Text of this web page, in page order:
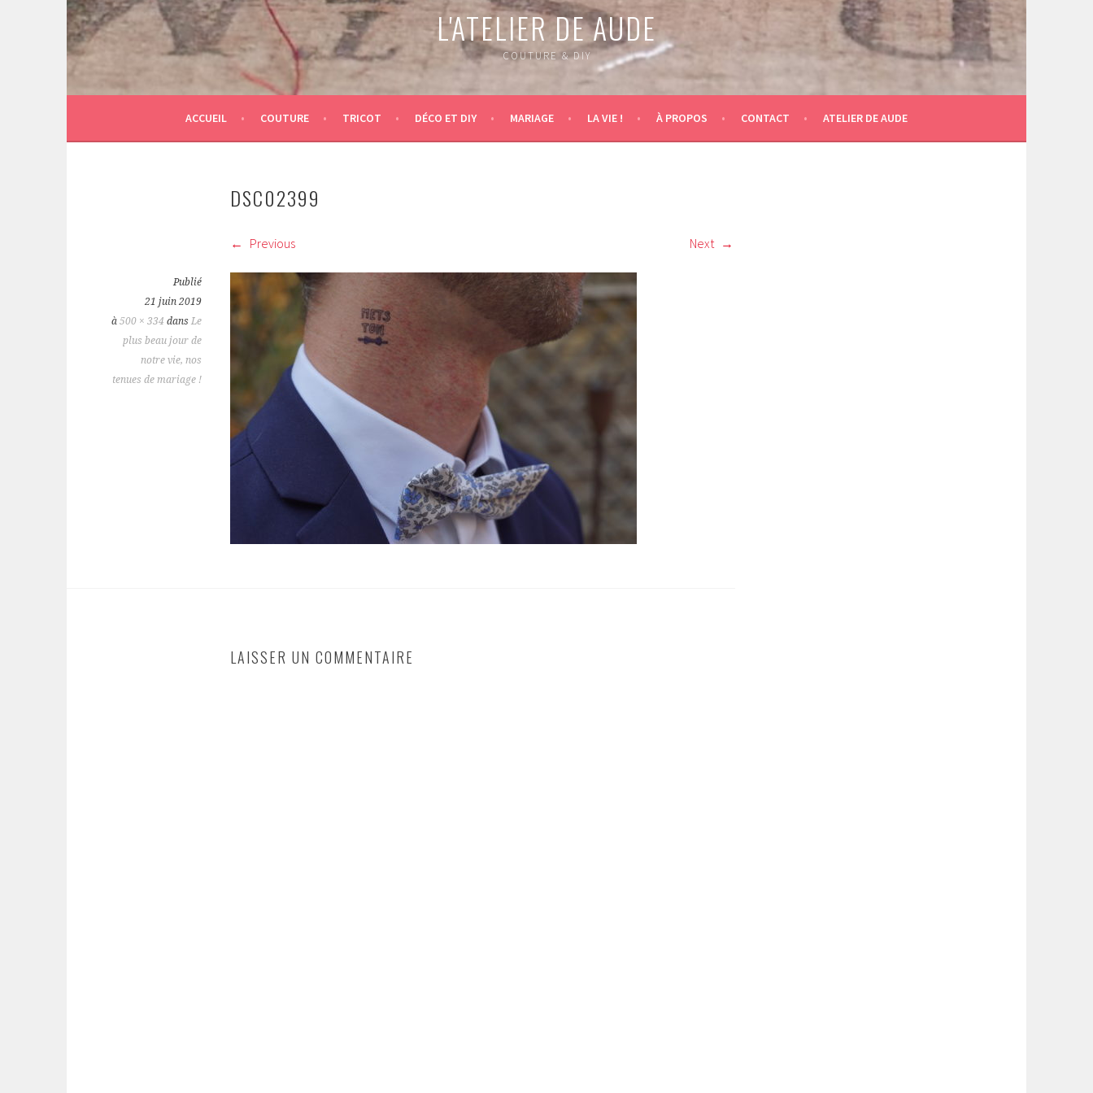
L'ATELIER DE AUDE
COUTURE & DIY
ACCUEIL COUTURE TRICOT DÉCO ET DIY MARIAGE LA VIE ! À PROPOS CONTACT ATELIER DE AUDE
DSC02399
Previous Next
Publié
21 juin 2019
à 500 × 334 dans Le
plus beau jour de
notre vie, nos
tenues de mariage !
LAISSER UN COMMENTAIRE